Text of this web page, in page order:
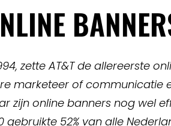
zette AT&T de allereerste
marketeer of communicatie
zijn online banners nog wel
gebruikte 52% van alle